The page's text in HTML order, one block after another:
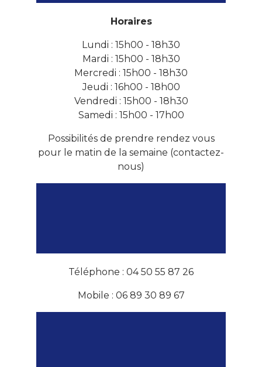
Horaires
Lundi : 15h00 - 18h30
Mardi : 15h00 - 18h30
Mercredi : 15h00 - 18h30
Jeudi : 16h00 - 18h00
Vendredi : 15h00 - 18h30
Samedi : 15h00 - 17h00
Possibilités de prendre rendez vous
pour le matin de la semaine (contactez-
nous)
Téléphone : 04 50 55 87 26
Mobile : 06 89 30 89 67